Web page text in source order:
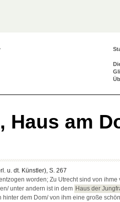
Haus am
u. dt. Künstler), S. 267
worden; Zu Utrecht sind von ihme
unter andern ist in dem Haus der
hinter dem Dom/ von ihm eine große